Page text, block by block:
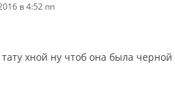
в 4:52 пп
хной ну чтоб она была черной